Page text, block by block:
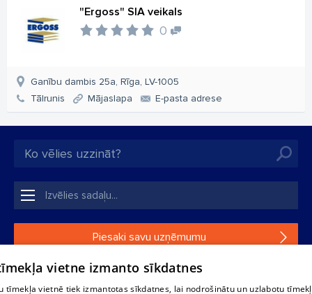
"Ergoss" SIA veikals
0
Ganību dambis 25a, Rīga, LV-1005
Tālrunis
Mājaslapa E-pasta adrese
Piesaki savu uzņēmumu
Ja tavs uzņēmums nav mūsu datubāzē, aizpildi vienkāršu
vietne izmanto sīkdatnes
tīmekļa vietnē tiek izmantotas sīkdatnes, lai nodrošinātu un uzlabotu